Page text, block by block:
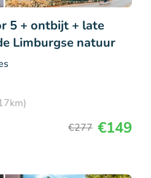
5 + ontbijt + late
Limburgse natuur
€277 €149